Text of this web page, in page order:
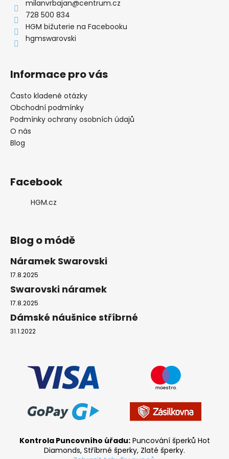
milanvrbajan@centrum.cz
728 500 834
HGM bižuterie na Facebooku
hgmswarovski
Informace pro vás
Často kladené otázky
Obchodní podmínky
Podmínky ochrany osobních údajů
O nás
Blog
Facebook
HGM.cz
Blog o módě
Náramek Swarovski
17.8.2025
Swarovski náramek
17.8.2025
Dámské náušnice stříbrné
31.1.2022
Kontrola Puncovního úřadu:Puncování šperků Hot
Diamonds, Stříbrné šperky, Zlaté šperky.